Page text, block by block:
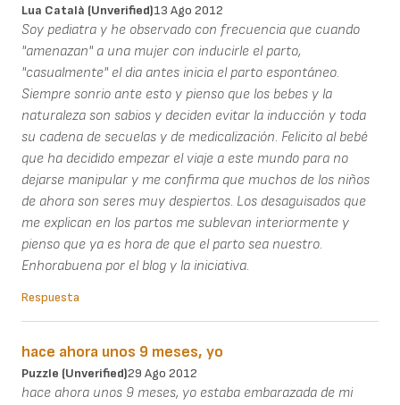
Lua Català (unverified)13 Ago 2012
Soy pediatra y he observado con frecuencia que cuando
"amenazan" a una mujer con inducirle el parto,
"casualmente" el dia antes inicia el parto espontáneo.
Siempre sonrio ante esto y pienso que los bebes y la
naturaleza son sabios y deciden evitar la inducción y toda
su cadena de secuelas y de medicalización. Felicito al bebé
que ha decidido empezar el viaje a este mundo para no
dejarse manipular y me confirma que muchos de los niños
de ahora son seres muy despiertos. Los desaguisados que
me explican en los partos me sublevan interiormente y
pienso que ya es hora de que el parto sea nuestro.
Enhorabuena por el blog y la iniciativa.
Respuesta
hace ahora unos 9 meses, yo
Puzzle (unverified)29 Ago 2012
hace ahora unos 9 meses, yo estaba embarazada de mi